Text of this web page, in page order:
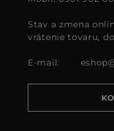
Stav a zmena
vrátenie tovaru,
E-mail: